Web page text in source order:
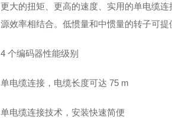
更大的扭矩、更高的速度、实用的单电缆
源效率相结合。低惯量和中惯量的转子可
4 个编码器性能级别
单电缆连接，电缆长度可达 75 m
单电缆连接技术，安装快速简便